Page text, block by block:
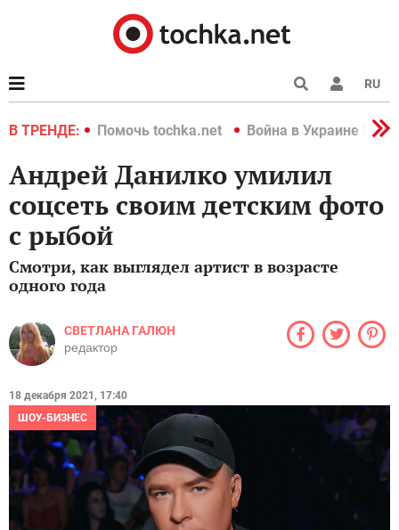
RU
В ТРЕНДЕ:
2022 Помочь tochka.net Война в Украине 2022
Андрей Данилко умилил
соцсеть своим детским фото
с рыбой
Смотри, как выглядел артист в возрасте
одного года
СВЕТЛАНА ГАЛЮН
редактор
18 декабря 2021, 17:40
ШОУ-БИЗНЕС